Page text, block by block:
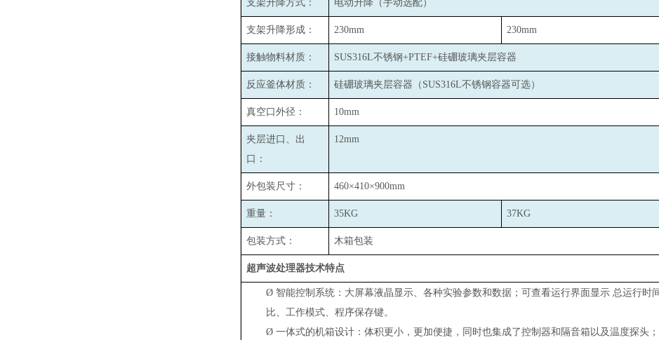
支架升降方式： 电动升降（手动选配）
支架升降形成： 230mm 230mm
接触物料材质： SUS316L不锈钢+PTEF+硅硼玻璃夹层容器
反应釜体材质： 硅硼玻璃夹层容器（SUS316L不锈钢容器可选）
真空口外径： 10mm
夹层进口、出
口：
12mm
外包装尺寸： 460×410×900mm
重量： 35KG 37KG
包装方式： 木箱包装
超声波处理器技术特点
Ø 智能控制系统：大屏幕液晶显示、各种实验参数和数据； 可查看运行界面显示 总运行时
比、工作模式、程序保存键。
Ø 一体式的机箱设计：体积更小，更加便捷，同时也集成了控制器和隔音箱以及温度探头；